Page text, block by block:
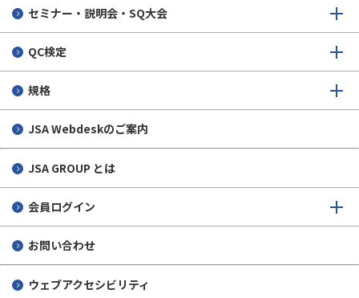
セミナー・説明会・SQ大会
QC検定
規格
JSA Webdeskのご案内
JSA GROUP とは
会員ログイン
お問い合わせ
ウェブアクセシビリティ